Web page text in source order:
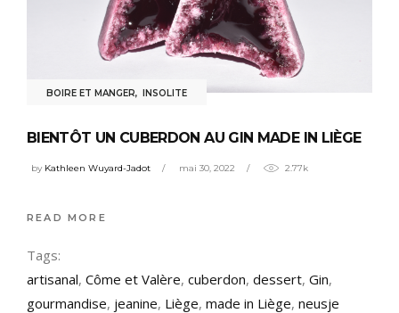
BOIRE ET MANGER, INSOLITE
BIENTÔT UN CUBERDON AU GIN MADE IN LIÈGE
by Kathleen Wuyard-Jadot mai 30, 2022 2.77k
READ MORE
Tags:
artisanal, Côme et Valère, cuberdon, dessert, Gin,
gourmandise, jeanine, Liège, made in Liège, neusje